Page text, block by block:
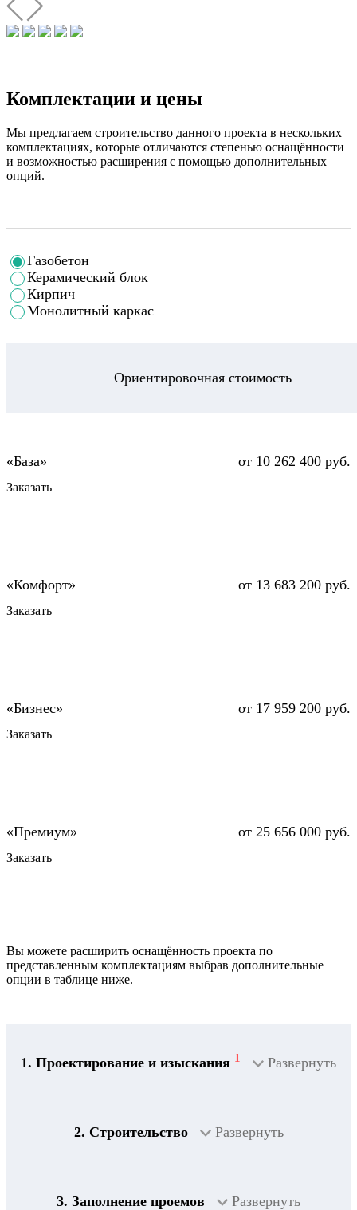
Комплектации и цены
Мы предлагаем строительство данного проекта в нескольких
комплектациях, которые отличаются степенью оснащённости
и возможностью расширения с помощью дополнительных
опций.
Газобетон
Керамический блок
Кирпич
Монолитный каркас
Ориентировочная стоимость
от 10 262 400 руб.
Заказать
от 13 683 200 руб.
Заказать
от 17 959 200 руб.
Заказать
от 25 656 000 руб.
Заказать
Вы можете расширить оснащённость проекта по
представленным комплектациям выбрав дополнительные
опции в таблице ниже.
1. Проектирование и изыскания 1 Развернуть
2. Строительство Развернуть
3. Заполнение проемов Развернуть